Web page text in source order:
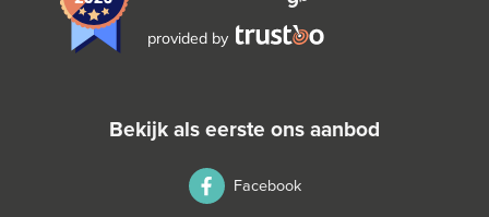
provided by
bekijk als eerste ons aanbod
Facebook